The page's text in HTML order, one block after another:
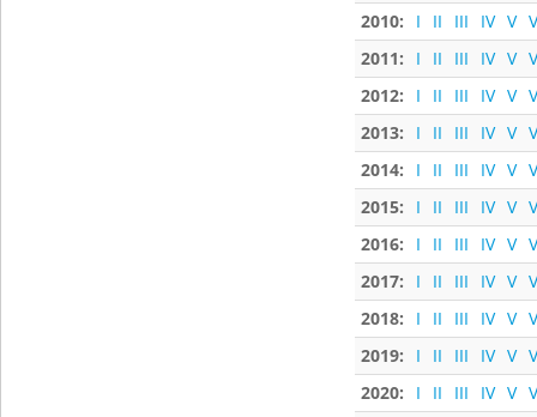
2010:
I II III IV V
2011:
I II III IV V
2012:
I II III IV V
2013:
I II III IV V
2014:
I II III IV V
2015:
I II III IV V
2016:
I II III IV V
2017:
I II III IV V
2018:
I II III IV V
2019:
I II III IV V
2020:
I II III IV V